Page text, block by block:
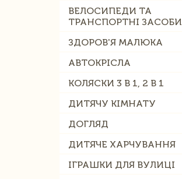
ВЕЛОСИПЕДИ ТА
ТРАНСПОРТНІ ЗАСОБИ
ЗДОРОВ'Я МАЛЮКА
АВТОКРІСЛА
КОЛЯСКИ 3 В 1, 2 В 1
ДИТЯЧУ КІМНАТУ
ДОГЛЯД
ДИТЯЧЕ ХАРЧУВАННЯ
ІГРАШКИ ДЛЯ ВУЛИЦІ